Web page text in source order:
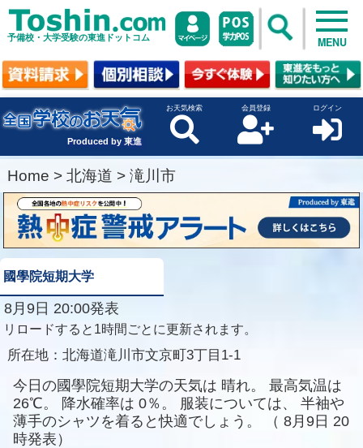
予備校・大学受験の東進ドットコム MENU
Produced by 東進
お天気検索 会員登録 ログイン
Home > 北海道 > 滝川市
國學院短期大学
8月9日 20:00発表
リロードすると1時間ごとに更新されます。
所在地： 北海道滝川市文京町3丁目1-1
今日の國學院短期大学の天気は 晴れ。
最高気温は
26℃。
降水確率は 0％。 服装については、
半袖や
薄手のシャツを着ると快適でしょう。
（ 8月9日 20
時発表）